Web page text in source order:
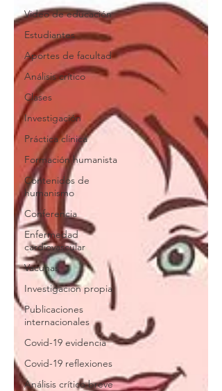
Video de educación
Estudiantes
Aportes de facultad
Análisis crítico
Clases
Investigación
Práctica clínica
Formación humanista
Contenidos de
humanismo
Conferencia
Enfermedad
cardiovascular
Vacunas
Investigacion propia
Publicaciones
internacionales
Covid-19 evidencia
Covid-19 reflexiones
Análisis crítico breve